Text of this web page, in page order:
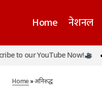
Home नेशनल
to our YouTube Now!
Home»अनिरुद्ध